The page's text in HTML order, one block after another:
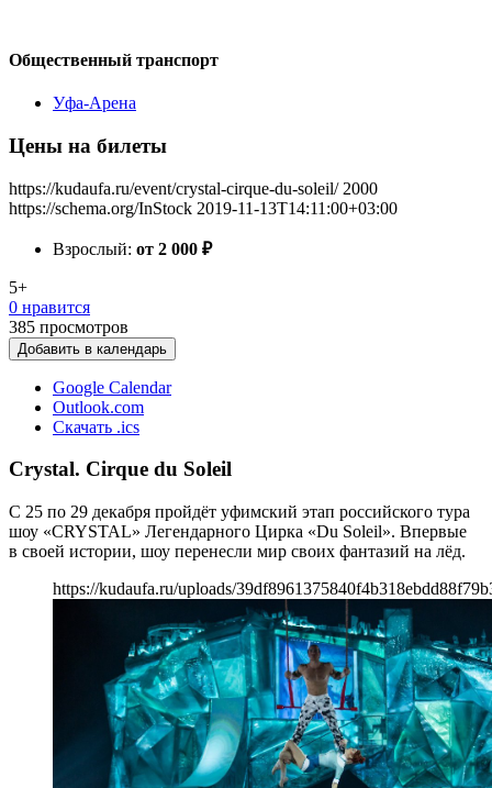
Общественный транспорт
Уфа-Арена
Цены на билеты
https://kudaufa.ru/event/crystal-cirque-du-soleil/ 2000
https://schema.org/InStock 2019-11-13T14:11:00+03:00
Взрослый: от 2 000 ₽
5+
0 нравится
385 просмотров
Добавить в календарь
Google Calendar
Outlook.com
Скачать .ics
Crystal. Cirque du Soleil
С 25 по 29 декабря пройдёт уфимский этап российского тура
шоу «CRYSTAL» Легендарного Цирка «Du Soleil». Впервые
в своей истории, шоу перенесли мир своих фантазий на лёд.
https://kudaufa.ru/uploads/